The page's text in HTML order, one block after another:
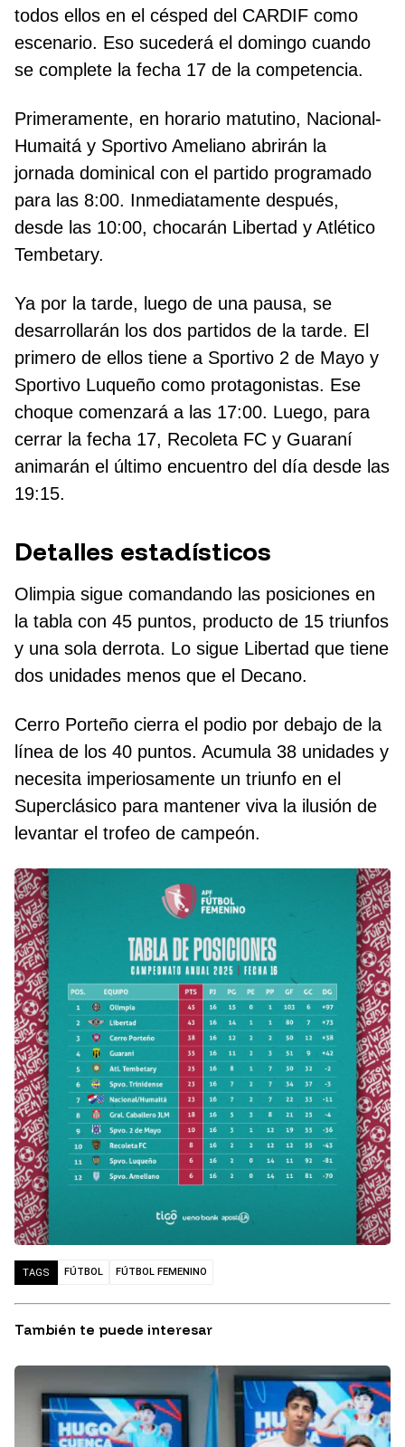
todos ellos en el césped del CARDIF como
escenario. Eso sucederá el domingo cuando
se complete la fecha 17 de la competencia.
Primeramente, en horario matutino, Nacional-
Humaitá y Sportivo Ameliano abrirán la
jornada dominical con el partido programado
para las 8:00. Inmediatamente después,
desde las 10:00, chocarán Libertad y Atlético
Tembetary.
Ya por la tarde, luego de una pausa, se
desarrollarán los dos partidos de la tarde. El
primero de ellos tiene a Sportivo 2 de Mayo y
Sportivo Luqueño como protagonistas. Ese
choque comenzará a las 17:00. Luego, para
cerrar la fecha 17, Recoleta FC y Guaraní
animarán el último encuentro del día desde las
19:15.
Detalles estadísticos
Olimpia sigue comandando las posiciones en
la tabla con 45 puntos, producto de 15 triunfos
y una sola derrota. Lo sigue Libertad que tiene
dos unidades menos que el Decano.
Cerro Porteño cierra el podio por debajo de la
línea de los 40 puntos. Acumula 38 unidades y
necesita imperiosamente un triunfo en el
Superclásico para mantener viva la ilusión de
levantar el trofeo de campeón.
TAGS FÚTBOL FÚTBOL FEMENINO
También te puede interesar